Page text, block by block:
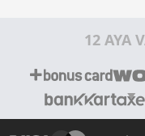
12 AYA